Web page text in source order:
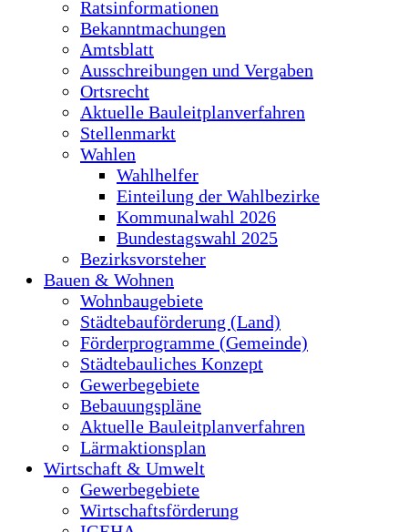
Ratsinformationen
Bekanntmachungen
Amtsblatt
Ausschreibungen und Vergaben
Ortsrecht
Aktuelle Bauleitplanverfahren
Stellenmarkt
Wahlen
Wahlhelfer
Einteilung der Wahlbezirke
Kommunalwahl 2026
Bundestagswahl 2025
Bezirksvorsteher
Bauen & Wohnen
Wohnbaugebiete
Städtebauförderung (Land)
Förderprogramme (Gemeinde)
Städtebauliches Konzept
Gewerbegebiete
Bebauungspläne
Aktuelle Bauleitplanverfahren
Lärmaktionsplan
Wirtschaft & Umwelt
Gewerbegebiete
Wirtschaftsförderung